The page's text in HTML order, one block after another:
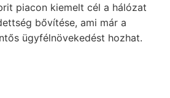
piacon kiemelt cél a hálózat
bővítése, ami már a
ügyfélnövekedést hozhat.